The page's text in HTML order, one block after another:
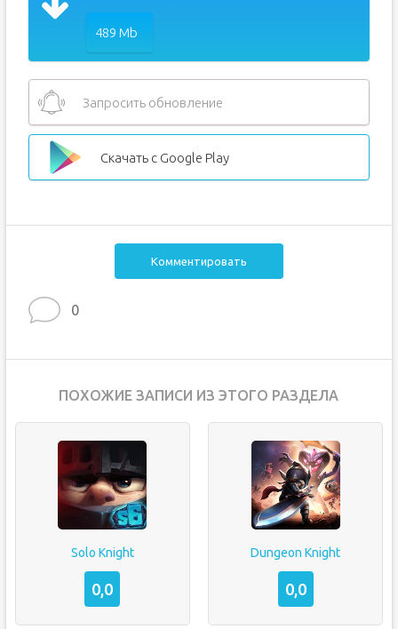
489 Mb
Запросить обновление
Скачать с Google Play
Комментировать
0
ПОХОЖИЕ ЗАПИСИ ИЗ ЭТОГО РАЗДЕЛА
Solo Knight
0,0
Dungeon Knight
0,0